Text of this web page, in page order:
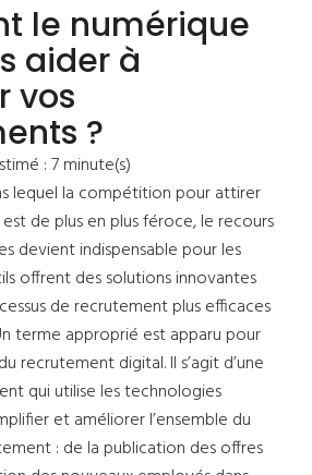
le numérique
aider à
vos
?
: 7 minute(s)
lequel la compétition pour attirer
de plus en plus féroce, le recours
devient indispensable pour les
offrent des solutions innovantes
de recrutement plus efficaces
terme approprié est apparu pour
recrutement digital. Il s’agit d’une
qui utilise les technologies
et améliorer l’ensemble du
: de la publication des offres